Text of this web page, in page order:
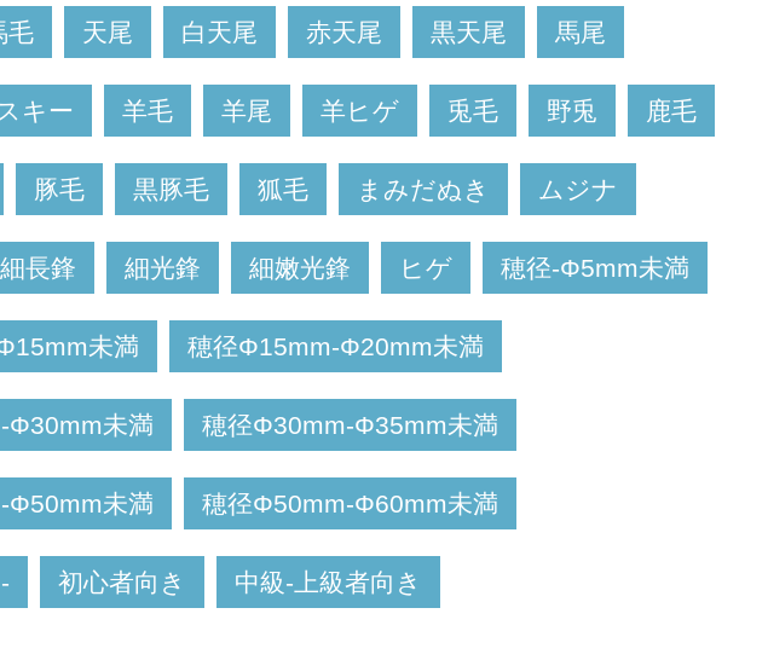
毛 天尾 白天尾 赤天尾 黒天尾 馬尾
キー 羊毛 羊尾 羊ヒゲ 兎毛 野兎 鹿毛
豚毛 黒豚毛 狐毛 まみだぬき ムジナ
細長鋒 細光鋒 細嫩光鋒 ヒゲ 穂径-Φ5mm未満
未満 穂径Φ15mm-Φ20mm未満
Φ30mm未満 穂径Φ30mm-Φ35mm未満
Φ50mm未満 穂径Φ50mm-Φ60mm未満
初心者向き 中級-上級者向き